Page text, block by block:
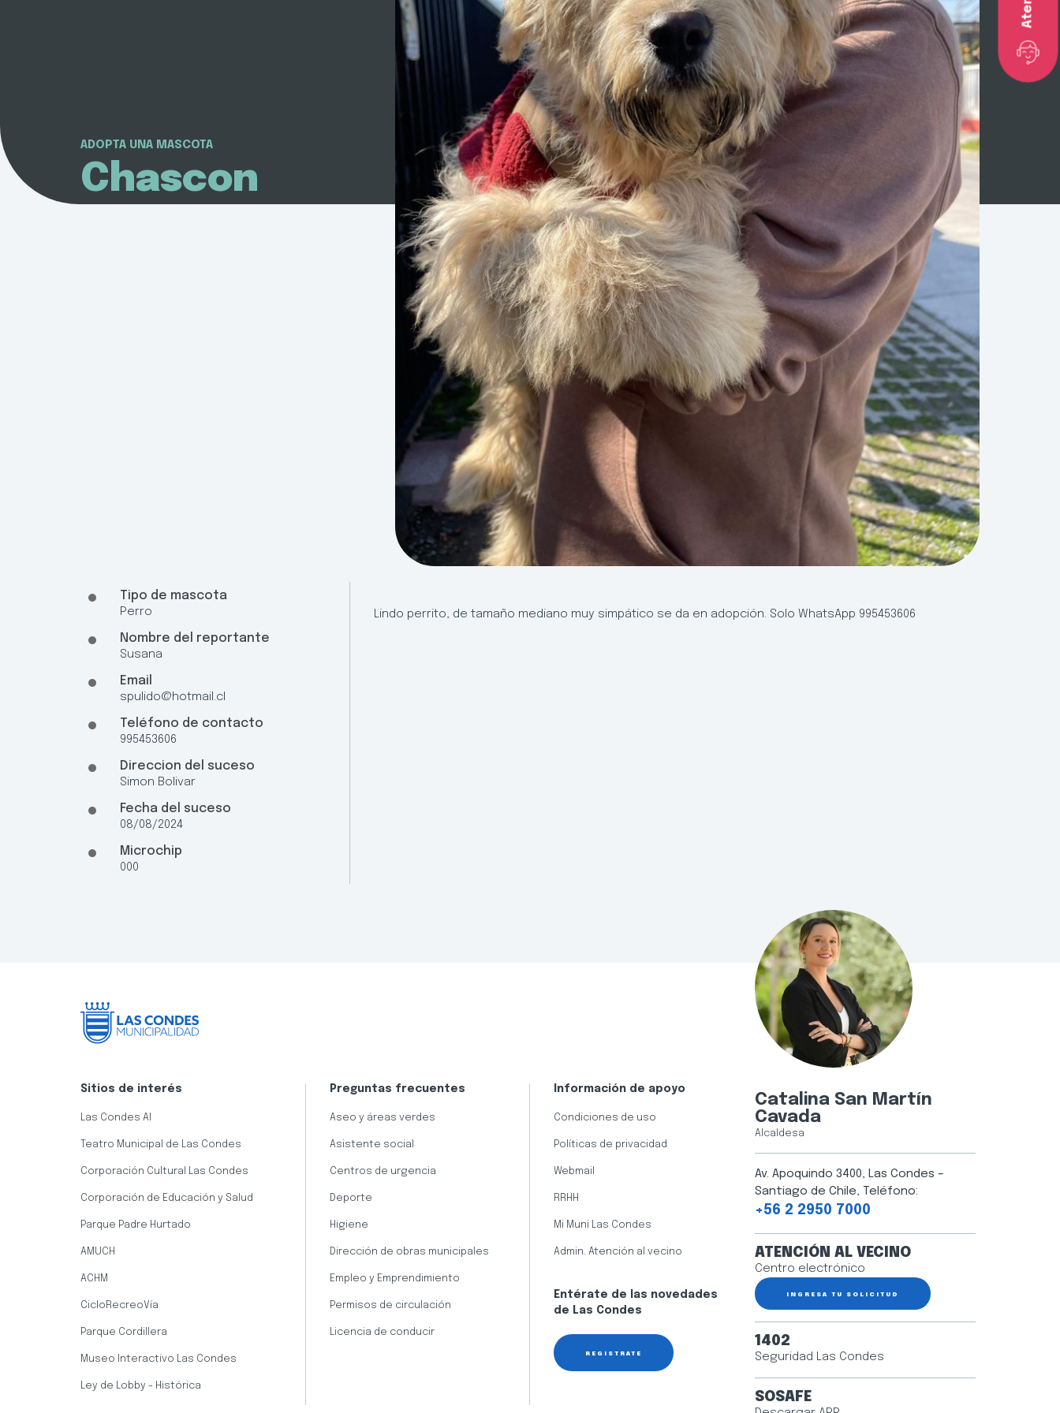
ADOPTA UNA MASCOTA
Chascon
Tipo de mascota
Perro
Nombre del reportante
Susana
Email
spulido@hotmail.cl
Teléfono de contacto
995453606
Direccion del suceso
Simon Bolivar
Fecha del suceso
08/08/2024
Microchip
000
Lindo perrito, de tamaño mediano muy simpático se da en adopción. Solo WhatsApp 995453606
Sitios de interés
Las Condes AI
Teatro Municipal de Las Condes
Corporación Cultural Las Condes
Corporación de Educación y Salud
Parque Padre Hurtado
AMUCH
ACHM
CicloRecreoVía
Parque Cordillera
Museo Interactivo Las Condes
Ley de Lobby - Histórica
Preguntas frecuentes
Aseo y áreas verdes
Asistente social
Centros de urgencia
Deporte
Higiene
Dirección de obras municipales
Empleo y Emprendimiento
Permisos de circulación
Licencia de conducir
Información de apoyo
Condiciones de uso
Políticas de privacidad
Webmail
RRHH
Mi Muni Las Condes
Admin. Atención al vecino
Entérate de las novedades
de Las Condes
REGÍSTRATE
Catalina San Martín
Cavada
Alcaldesa
Av. Apoquindo 3400, Las Condes –
Santiago de Chile, Teléfono:
+56 2 2950 7000
ATENCIÓN AL VECINO
Centro electrónico
INGRESA TU SOLICITUD
1402
Seguridad Las Condes
SOSAFE